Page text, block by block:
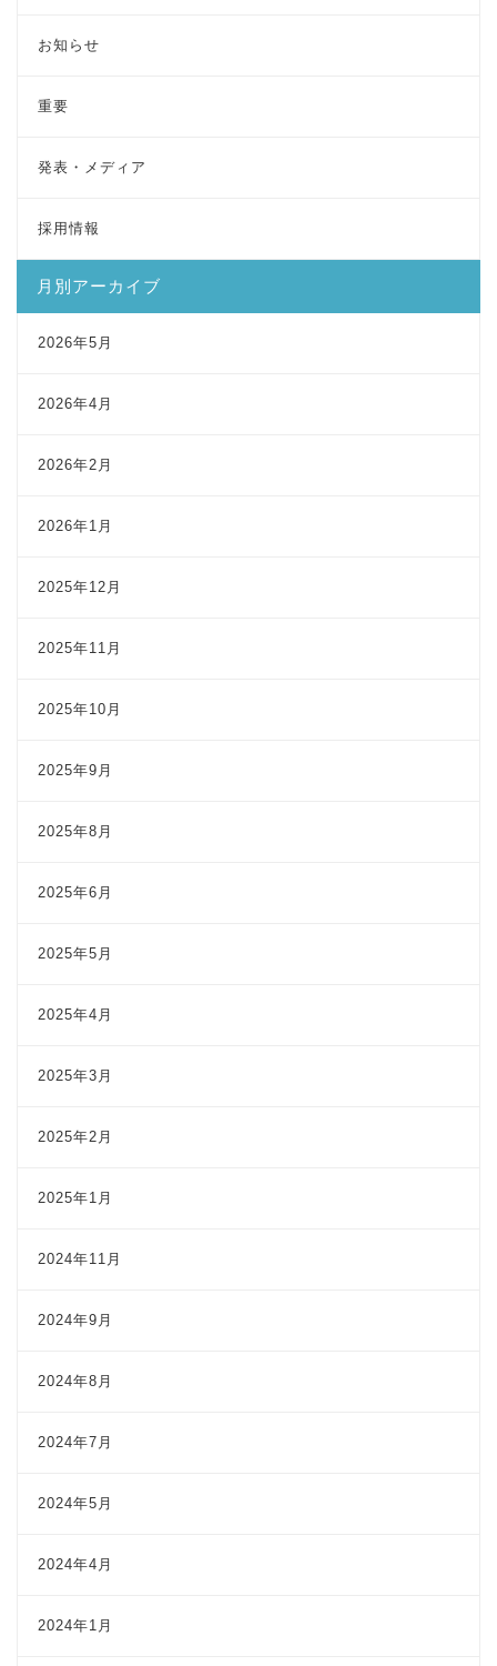
お知らせ
重要
発表・メディア
採用情報
月別アーカイブ
2026年5月
2026年4月
2026年2月
2026年1月
2025年12月
2025年11月
2025年10月
2025年9月
2025年8月
2025年6月
2025年5月
2025年4月
2025年3月
2025年2月
2025年1月
2024年11月
2024年9月
2024年8月
2024年7月
2024年5月
2024年4月
2024年1月